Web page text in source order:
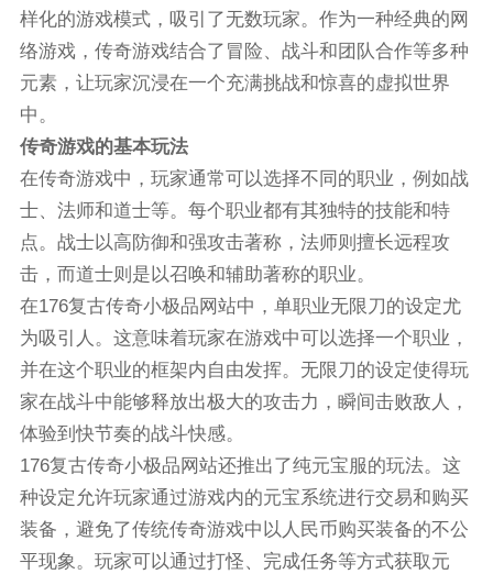
样化的游戏模式，吸引了无数玩家。作为一种经典的网
络游戏，传奇游戏结合了冒险、战斗和团队合作等多种
元素，让玩家沉浸在一个充满挑战和惊喜的虚拟世界
中。
传奇游戏的基本玩法
在传奇游戏中，玩家通常可以选择不同的职业，例如战
士、法师和道士等。每个职业都有其独特的技能和特
点。战士以高防御和强攻击著称，法师则擅长远程攻
击，而道士则是以召唤和辅助著称的职业。
在176复古传奇小极品网站中，单职业无限刀的设定尤
为吸引人。这意味着玩家在游戏中可以选择一个职业，
并在这个职业的框架内自由发挥。无限刀的设定使得玩
家在战斗中能够释放出极大的攻击力，瞬间击败敌人，
体验到快节奏的战斗快感。
176复古传奇小极品网站还推出了纯元宝服的玩法。这
种设定允许玩家通过游戏内的元宝系统进行交易和购买
装备，避免了传统传奇游戏中以人民币购买装备的不公
平现象。玩家可以通过打怪、完成任务等方式获取元